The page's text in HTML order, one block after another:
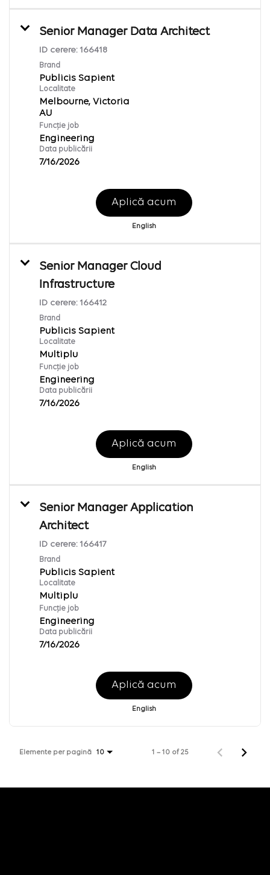
Senior Manager Data Architect
ID cerere: 166418
Brand
Publicis Sapient
Localitate
Melbourne, Victoria
Funcție job
Engineering
Data publicării
7/16/2026
Aplică acum
English
Senior Manager Cloud
Infrastructure
ID cerere: 166412
Brand
Publicis Sapient
Localitate
Multiplu
Funcție job
Engineering
Data publicării
7/16/2026
Aplică acum
English
Senior Manager Application
Architect
ID cerere: 166417
Brand
Publicis Sapient
Localitate
Multiplu
Funcție job
Engineering
Data publicării
7/16/2026
Aplică acum
English
Elemente per pagină 10 1 – 10 of 25